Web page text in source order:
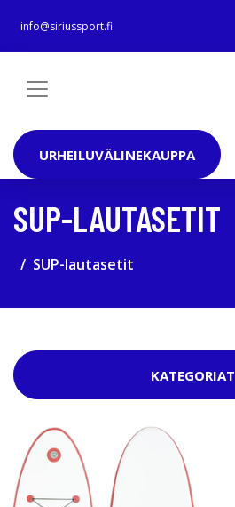
info@siriussport.fi
URHEILUVÄLINEKAUPPA
SUP-LAUTASETIT
SUP-lautasetit
KATEGORIAT